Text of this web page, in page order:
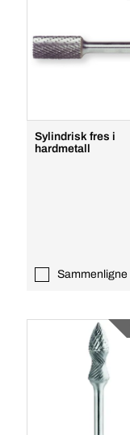
Sylindrisk fres i
hardmetall
Sammenligne